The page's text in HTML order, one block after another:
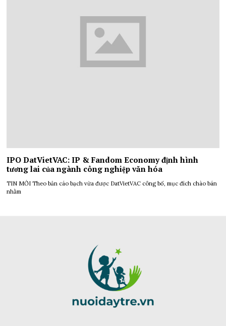
IPO DatVietVAC: IP & Fandom Economy định hình
tương lai của ngành công nghiệp văn hóa
TIN MỚI Theo bản cáo bạch vừa được DatVietVAC công bố, mục đích chào bán
nhằm